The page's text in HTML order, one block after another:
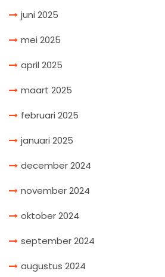
juni 2025
mei 2025
april 2025
maart 2025
februari 2025
januari 2025
december 2024
november 2024
oktober 2024
september 2024
augustus 2024